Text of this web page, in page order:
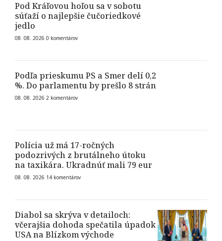
Pod Kráľovou hoľou sa v sobotu
súťaží o najlepšie čučoriedkové
jedlo
08. 08. 2026 0 komentárov
Podľa prieskumu PS a Smer delí 0,2
%. Do parlamentu by prešlo 8 strán
08. 08. 2026 2 komentárov
Polícia už má 17-ročných
podozrivých z brutálneho útoku
na taxikára. Ukradnúť mali 79 eur
08. 08. 2026 14 komentárov
Diabol sa skrýva v detailoch:
včerajšia dohoda spečatila úpadok
USA na Blízkom východe